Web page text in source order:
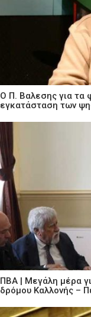
Ο Π. Βαλεσης για τα
εγκατάσταση των
ΠΒΑ | Μεγάλη μέρα
δρόμου Καλλονής –